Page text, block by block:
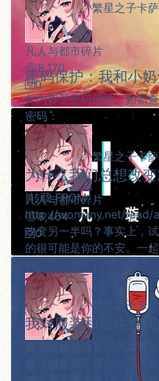
繁星之子卡
凡人与都市碎片
8,170
0
密码保护：我和小
此内容受密码保护。如需
密码：
繁星之子卡
凡人与都市碎片
8,464
0
为什么我们总想改变
[转载 FROM
http://womany.net/read/
改变另一半吗？事实上，
的很可能是你的不安。一
繁星之子卡
我对服装和居住空间
该内容仅是为了记录当前
色，但是我不喜欢白色，